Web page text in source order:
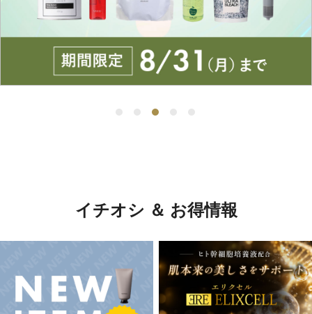
イチオシ ＆ お得情報